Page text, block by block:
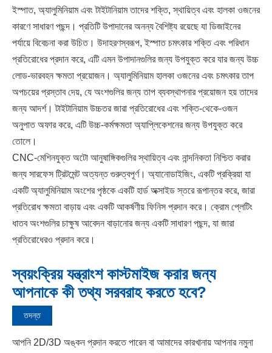
ইস্পাত, অ্যালুমিনিয়াম এবং টাইটানিয়াম তাদের শক্তি, স্থায়িত্ব এবং হালকা ওজনের
কারণে সাধারণ পছন্দ। প্রতিটি উপাদানের অনন্য বৈশিষ্ট্য রয়েছে যা ডিজাইনের
পর্যায়ে বিবেচনা করা উচিত। উদাহরণস্বরূপ, ইস্পাত চমৎকার শক্তি এবং পরিধান
প্রতিরোধের প্রদান করে, এটি এমন উপাদানগুলির জন্য উপযুক্ত করে যার জন্য উচ্চ
লোড-ভারবহন ক্ষমতা প্রয়োজন। অ্যালুমিনিয়াম হালকা ওজনের এবং চমৎকার তাপ
অপচয়ের প্রস্তাব দেয়, যে অংশগুলির জন্য তাপ ব্যবস্থাপনার প্রয়োজন হয় তাদের
জন্য আদর্শ। টাইটানিয়াম উচ্চতর জারা প্রতিরোধের এবং শক্তি-থেকে-ওজন
অনুপাত অফার করে, এটি উচ্চ-কর্মক্ষমতা অ্যাপ্লিকেশনের জন্য উপযুক্ত করে
তোলে।
CNC-মেশিনযুক্ত অটো আনুষাঙ্গিকগুলির স্থায়িত্ব এবং নান্দনিকতা নিশ্চিত করার
জন্য সারফেস ট্রিটমেন্ট অত্যন্ত গুরুত্বপূর্ণ। অ্যানোডাইজিং, একটি প্রক্রিয়া যা
একটি অ্যালুমিনিয়াম অংশের পৃষ্ঠকে একটি হার্ড অক্সাইড স্তরে রূপান্তর করে, জারা
প্রতিরোধ ক্ষমতা বাড়ায় এবং একটি আকর্ষণীয় ফিনিস প্রদান করে। ক্রোম প্লেটিং
ধাতব অংশগুলির চাক্ষুষ আবেদন বাড়ানোর জন্য একটি সাধারণ পছন্দ, যা জারা
প্রতিরোধেরও প্রদান করে।
স্বয়ংক্রিয় যন্ত্রাংশ কাস্টমাইজ করার জন্য
আপনাকে কী তথ্য সরবরাহ করতে হবে?
তদন্ত
আপনি 2D/3D অঙ্কন প্রদান করতে পারেন বা আমাদের কারখানায় আপনার নমুনা